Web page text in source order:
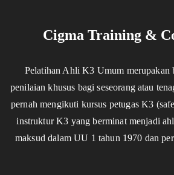
Cigma Training &
Pelatihan Ahli K3 Umum merupakan
penilaian khusus bagi seseorang atau
pernah mengikuti kursus petugas K3
instruktur K3 yang berminat menjadi
maksud dalam UU 1 tahun 1970 dan